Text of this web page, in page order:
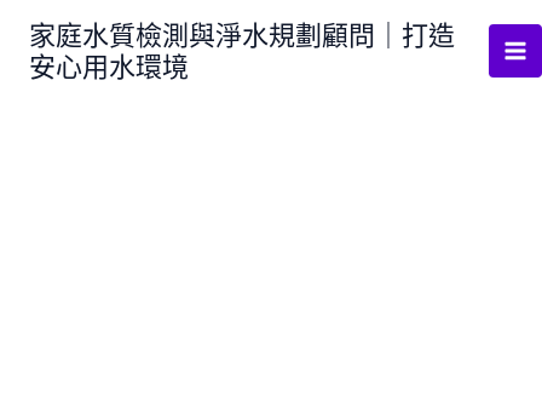
家庭水質檢測與淨水規劃顧問｜打造
安心用水環境